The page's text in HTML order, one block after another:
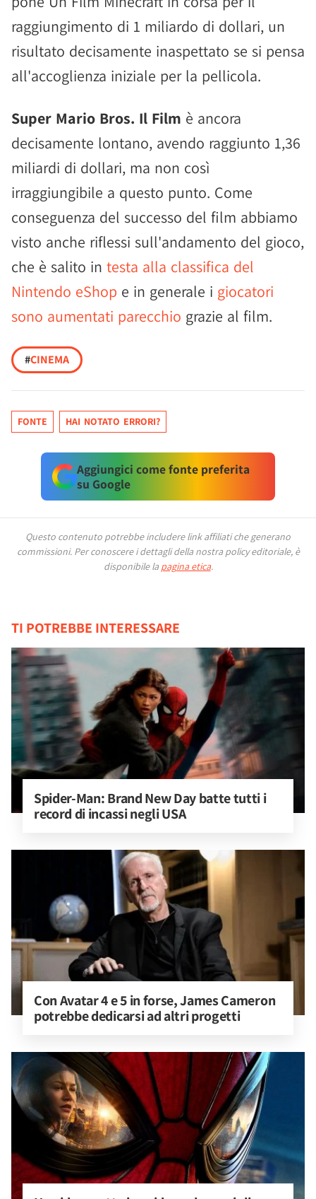
raggiungimento di 1 miliardo di dollari, un
risultato decisamente inaspettato se si pensa
all'accoglienza iniziale per la pellicola.
Super Mario Bros. Il Film è ancora
decisamente lontano, avendo raggiunto 1,36
miliardi di dollari, ma non così
irraggiungibile a questo punto. Come
conseguenza del successo del film abbiamo
visto anche riflessi sull'andamento del gioco,
che è salito in testa alla classifica del
Nintendo eShop e in generale i giocatori
sono aumentati parecchio grazie al film.
#CINEMA
FONTE HAI NOTATO ERRORI?
Aggiungici come fonte preferita
su Google
Questo contenuto potrebbe includere link affiliati che generano
commissioni. Per conoscere i dettagli della nostra policy editoriale, è
disponibile la pagina etica.
TI POTREBBE INTERESSARE
Spider-Man: Brand New Day batte tutti i
record di incassi negli USA
Con Avatar 4 e 5 in forse, James Cameron
potrebbe dedicarsi ad altri progetti